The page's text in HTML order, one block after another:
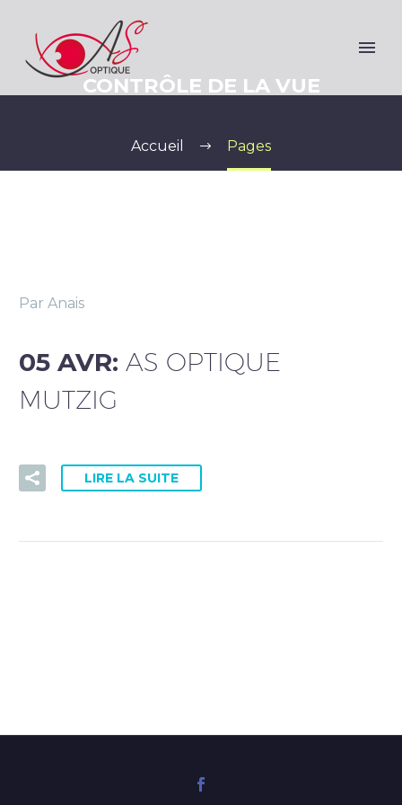
PRISE DE RDV DOCTOLIB
CONTRÔLE DE LA VUE
Accueil Pages
Par Anais
05 AVR: AS OPTIQUE
MUTZIG
LIRE LA SUITE